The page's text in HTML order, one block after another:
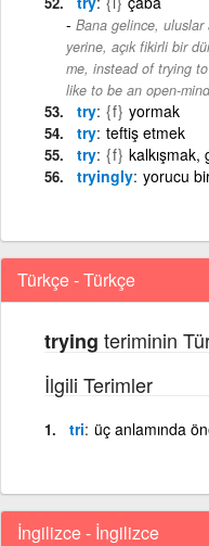
Bana gelince, uluslar
yerine, açık fikirli bir
me, instead of trying
like to be an open-
try {f} yormak
try teftiş etmek
try {f} kalkışmak,
tryingly yorucu
Türkçe - Türkçe
trying teriminin
İlgili Terimler
tri üç anlamında
İngilizce - İngilizce